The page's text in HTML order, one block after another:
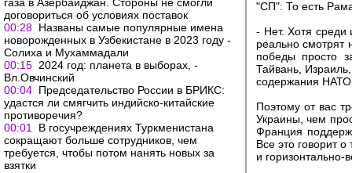
договориться об условиях поставок
00:28 Названы самые популярные имена
новорожденных в Узбекистане в 2023 году -
Солиха и Мухаммадали
00:15 2024 год: планета в выборах, -
Вл.Овчинский
00:04 Председательство России в БРИКС:
удастся ли смягчить индийско-китайские
противоречия?
00:01
В госучреждениях Туркменистана
сокращают больше сотрудников, чем
требуется, чтобы потом нанять новых за
взятки
"СП": То есть
- Нет. Хотя среди
реально смотрят
победы просто
Тайвань,
содержания
Поэтому от вас
Украины, чем
Франция
Все это говорит
и горизонтально-